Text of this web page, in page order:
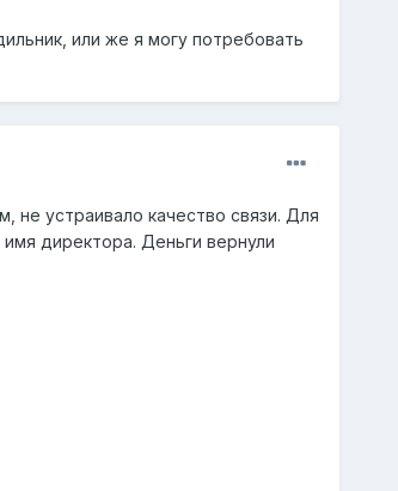
или же я могу потребовать
устраивало качество связи. Для
директора. Деньги вернули